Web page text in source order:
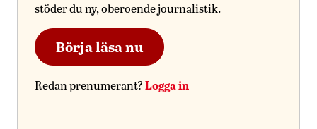
stöder du ny, oberoende journalistik.
Börja läsa nu
Redan prenumerant?Logga in